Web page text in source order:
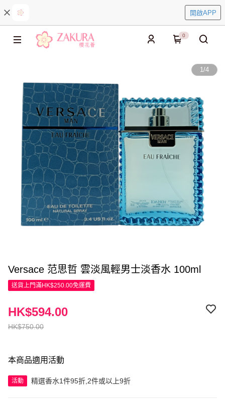
開啟APP
0
1/4
Versace 范思哲 雲淡風輕男士淡香水 100ml
送貨上門滿HK$250.00免運費
HK$750.00
HK$594.00
本商品適用活動
活動 精選香水1件95折,2件或以上9折